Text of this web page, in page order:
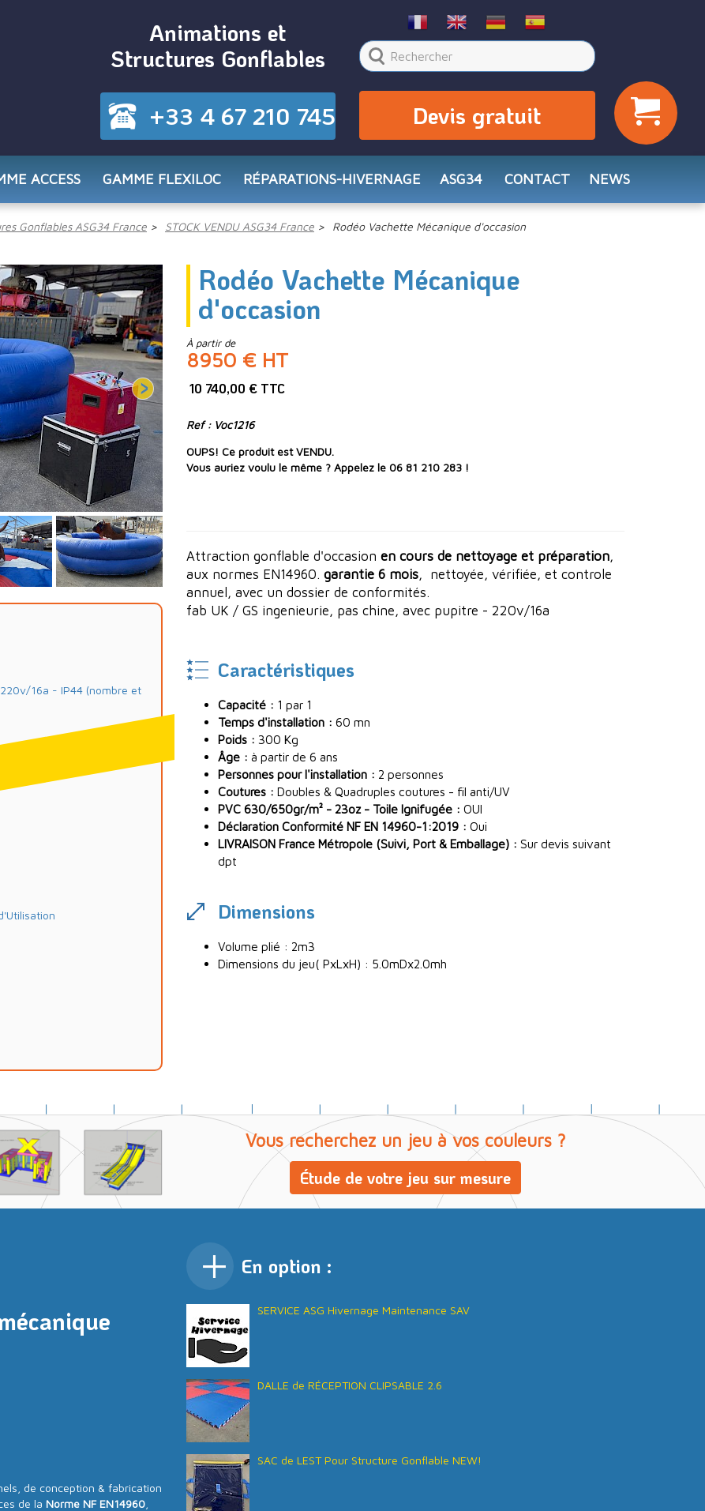
Animations et
Structures Gonflables
+33 4 67 210 745 Devis gratuit
ACCESS GAMME FLEXILOC RÉPARATIONS-HIVERNAGE ASG34 CONTACT NEWS
Gonflables ASG34 France STOCK VENDU ASG34 France Rodéo Vachette Mécanique d'occasion
220v/16a - IP44 (nombre et
d ASG34
Rodéo Vachette Mécanique
d'occasion
À partir de
8950 € HT
10 740,00 € TTC
Ref : Voc1216
OUPS! Ce produit est VENDU.
Vous auriez voulu le même ? Appelez le 06 81 210 283 !
Attraction gonflable d'occasion en cours de nettoyage et préparation,
aux normes EN14960. garantie 6 mois, nettoyée, vérifiée, et controle
annuel, avec un dossier de conformités.
fab UK / GS ingenieurie, pas chine, avec pupitre - 220v/16a
Caractéristiques
Capacité : 1 par 1
Temps d'installation : 60 mn
Poids : 300 Kg
Âge : à partir de 6 ans
Personnes pour l'installation : 2 personnes
Coutures : Doubles & Quadruples coutures - fil anti/UV
PVC 630/650gr/m² - 23oz - Toile Ignifugée : OUI
Déclaration Conformité NF EN 14960-1:2019 : Oui
LIVRAISON France Métropole (Suivi, Port & Emballage) : Sur devis suivant
dpt
Dimensions
Volume plié : 2m3
Dimensions du jeu( PxLxH) : 5.0mDx2.0mh
Vous recherchez un jeu à vos couleurs ?
Étude de votre jeu sur mesure
de conception & fabrication
de la Norme NF EN14960
En option :
SERVICE ASG Hivernage Maintenance SAV
DALLE de RÉCEPTION CLIPSABLE 2.6
SAC de LEST Pour Structure Gonflable NEW!